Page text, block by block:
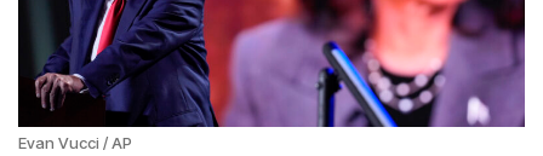
Evan Vucci / AP